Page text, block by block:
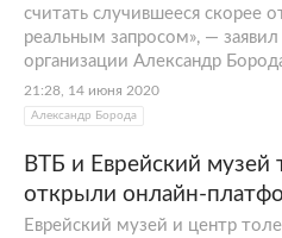
считать случившееся скорее
реальным запросом», —
организации Александр
21:28, 14 июня 2020
Александр Борода
ВТБ и Еврейский музей
открыли онлайн-
Еврейский музей и центр